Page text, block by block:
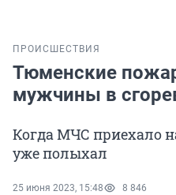
ПРОИСШЕСТВИЯ
Тюменские
мужчины в
Когда МЧС приехало
уже полыхал
25 июня 2023, 15:48 8 846